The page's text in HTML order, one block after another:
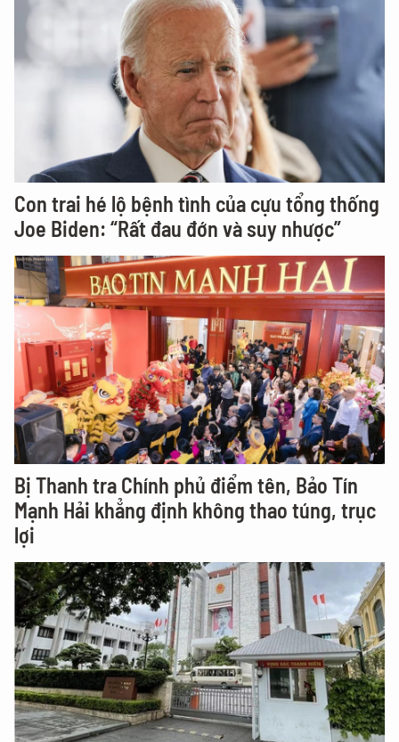
Con trai hé lộ bệnh tình của cựu tổng thống
Joe Biden: “Rất đau đớn và suy nhược”
Bị Thanh tra Chính phủ điểm tên, Bảo Tín
Mạnh Hải khẳng định không thao túng, trục
lợi